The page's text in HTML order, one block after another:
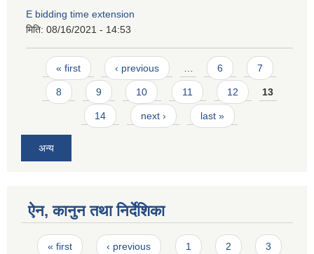
E bidding time extension
मिति: 08/16/2021 - 14:53
Pages
« first ‹ previous 6 7
8 9 10 11 12 13
14 next › last »
अन्य
ऐन, कानुन तथा निर्देशिका
Pages
« first ‹ previous 1 2 3